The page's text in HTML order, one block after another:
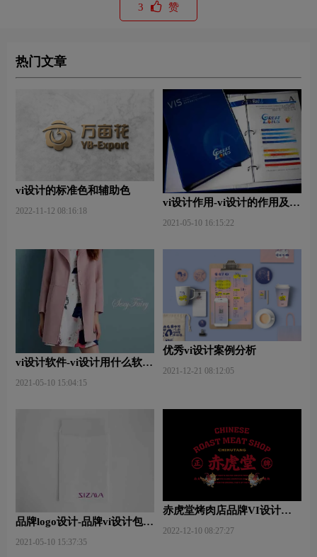
3 赞
热门文章
vi设计的标准色和辅助色
2022-11-12 08:16:18
vi设计作用-vi设计的作用及意
2021-05-10 16:15:22
vi设计软件-vi设计用什么软件
2021-05-10 15:04:15
优秀vi设计案例分析
2021-12-21 08:12:05
品牌logo设计-品牌vi设计包括
2021-05-10 15:37:35
赤虎堂烤肉店品牌VI设计赏
2022-12-10 08:27:27